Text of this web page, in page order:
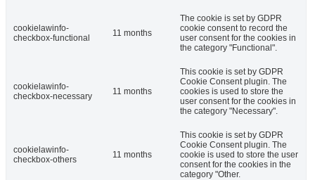
cookielawinfo-
checkbox-functional
11 months
The cookie is set by GDPR
cookie consent to record the
user consent for the cookies in
the category "Functional".
cookielawinfo-
checkbox-necessary
11 months
This cookie is set by GDPR
Cookie Consent plugin. The
cookies is used to store the
user consent for the cookies in
the category "Necessary".
cookielawinfo-
checkbox-others
11 months
This cookie is set by GDPR
Cookie Consent plugin. The
cookie is used to store the user
consent for the cookies in the
category "Other.